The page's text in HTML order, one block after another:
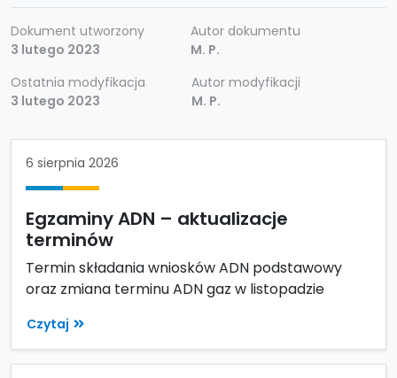
Dokument utworzony
3 lutego 2023
Autor dokumentu
M. P.
Ostatnia modyfikacja
3 lutego 2023
Autor modyfikacji
M. P.
6 sierpnia 2026
Egzaminy ADN – aktualizacje
terminów
Termin składania wniosków ADN podstawowy
oraz zmiana terminu ADN gaz w listopadzie
Czytaj